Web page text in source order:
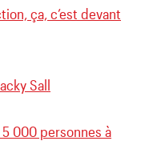
ça, c’est devant
Sall
5 000 personnes à